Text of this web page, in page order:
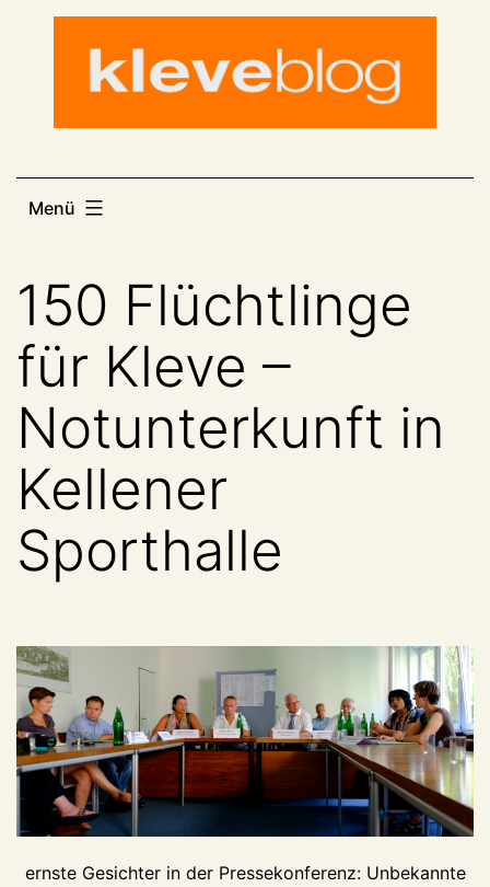
Menü
150 Flüchtlinge
für Kleve –
Notunterkunft in
Kellener
Sporthalle
ernste Gesichter in der Pressekonferenz: Unbekannte